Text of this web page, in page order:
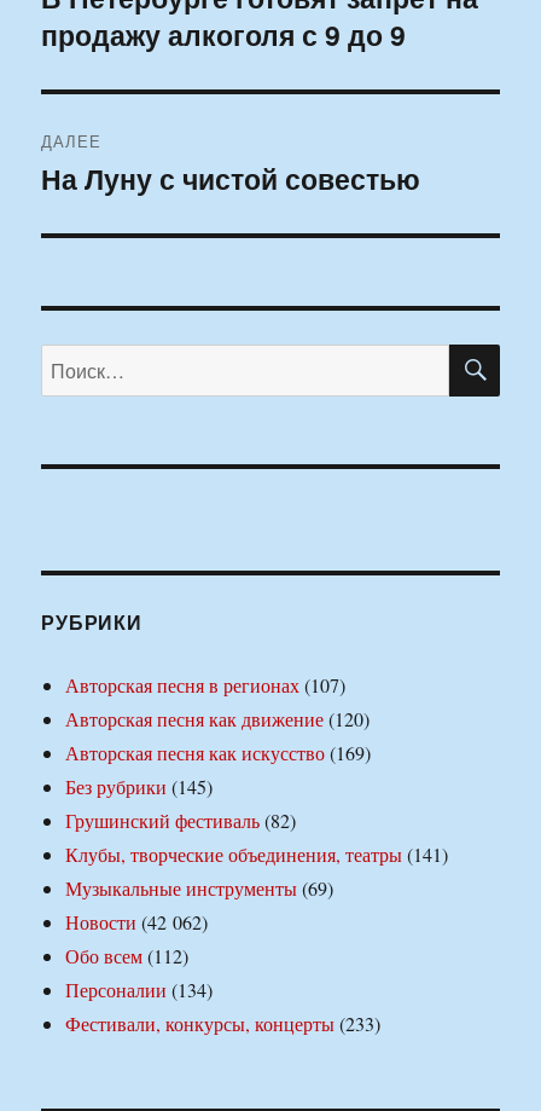
записям
запись:
продажу алкоголя с 9 до 9
ДАЛЕЕ
Следующая
На Луну с чистой совестью
Искать:
РУБРИКИ
Авторская песня в регионах(107)
Авторская песня как движение(120)
Авторская песня как искусство(169)
Без рубрики (145)
Грушинский фестиваль(82)
Клубы, творческие объединения, театры(141)
Музыкальные инструменты(69)
Новости (42 062)
Обо всем(112)
Персоналии (134)
Фестивали, конкурсы, концерты(233)